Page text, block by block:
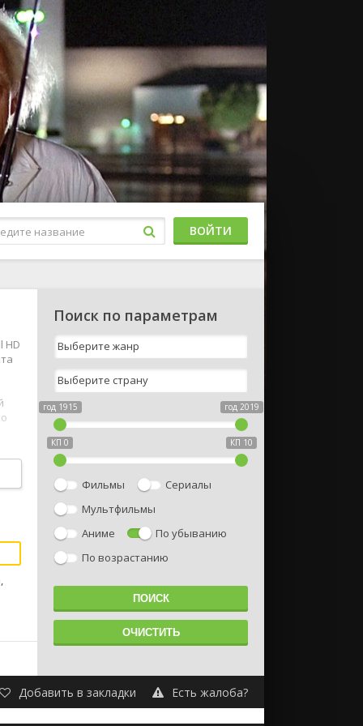
ВОЙТИ
HD
Поиск по параметрам
год 1915 год 2019
КП 0 КП 10
Фильмы
Сериалы
Мультфильмы
Аниме
По убыванию
По возрастанию
Добавить в закладки Есть жалоба?